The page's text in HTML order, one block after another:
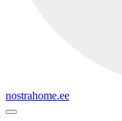
nostrahome.ee